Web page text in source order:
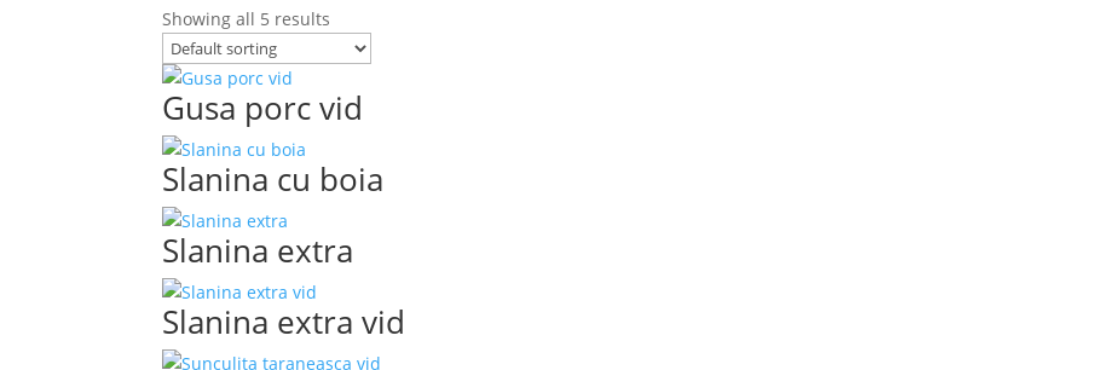
Showing all 5 results
Gusa porc vid
Slanina cu boia
Slanina extra
Slanina extra vid